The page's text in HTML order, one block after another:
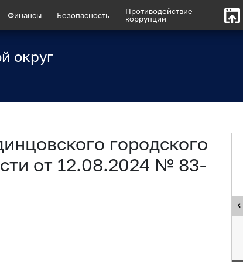
Финансы Безопасность
Противодействие
коррупции
округ
городского
от 12.08.2024 № 83-